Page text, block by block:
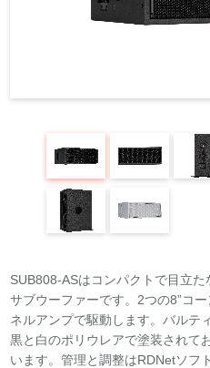
SUB808-ASはコンパクトで目立
サブウーファーです。2つの8”コ
ネルアンプで駆動します。バルテ
黒と白のポリウレアで塗装されて
います。管理と調整はRDNetソフ